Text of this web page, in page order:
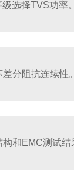
选择TVS功率。
分阻抗连续性。
和EMC测试结